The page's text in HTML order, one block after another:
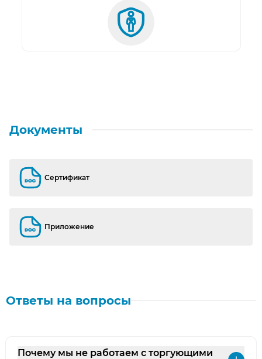
Документы
Сертификат
Приложение
Ответы на вопросы
Почему мы не работаем с торгующими